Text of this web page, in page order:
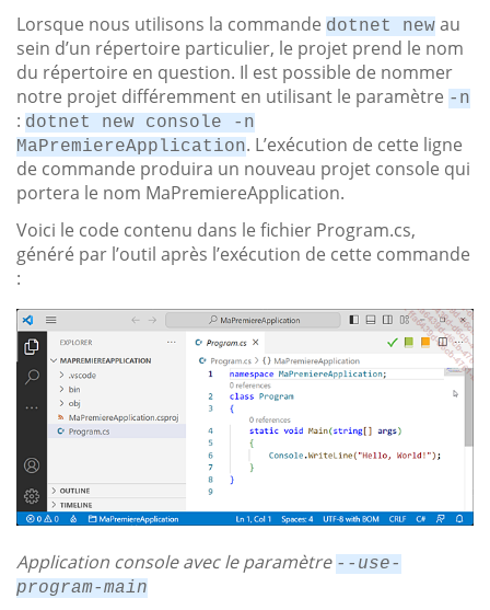
Lorsque nous utilisons la commande dotnet new au
sein d’un répertoire particulier, le projet prend le nom
du répertoire en question. Il est possible de nommer
notre projet différemment en utilisant le paramètre -n
: dotnet new console -n
MaPremiereApplication. L’exécution de cette ligne
de commande produira un nouveau projet console qui
portera le nom MaPremiereApplication.
Voici le code contenu dans le fichier Program.cs,
généré par l’outil après l’exécution de cette commande
:
Application console avec le paramètre --use-
program-main